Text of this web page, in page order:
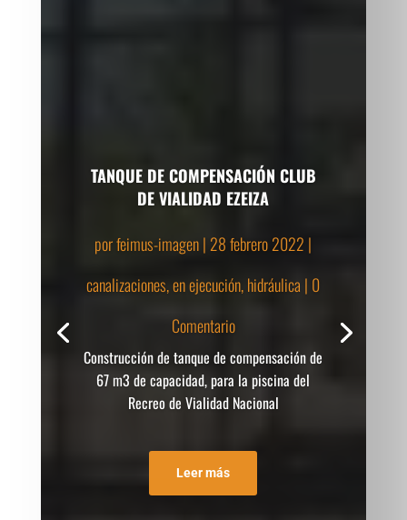
TANQUE DE COMPENSACIÓN CLUB
DE VIALIDAD EZEIZA
porfeimus-imagen| 28 febrero 2022 |
canalizaciones,en ejecución,hidráulica | 0
Comentario
Construcción de tanque de compensación de
67 m3 de capacidad, para la piscina del
Recreo de Vialidad Nacional
Leer más